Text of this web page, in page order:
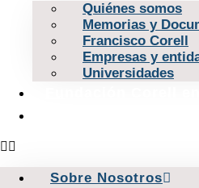
Quiénes somos
Memorias y
Francisco Corell
Empresas y
Universidades
Sobre Nosotros